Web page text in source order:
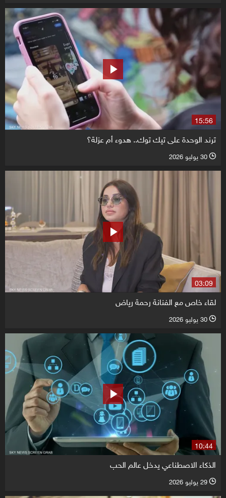
15:56
ترند الوحدة على تيك توك.. هدوء أم عزلة؟
l 30 يوليو 2026
03:09
لقاء خاص مع الفنانة رحمة رياض
l 30 يوليو 2026
10:44
الذكاء الاصطناعي يدخل عالم الحب
l 29 يوليو 2026